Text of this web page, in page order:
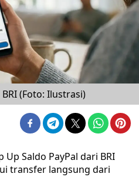
(Foto: Ilustrasi)
Up Saldo PayPal dari BRI
transfer langsung dari